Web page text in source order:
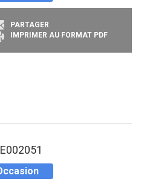
PARTAGER
IMPRIMER AU FORMAT PDF
E002051
Occasion